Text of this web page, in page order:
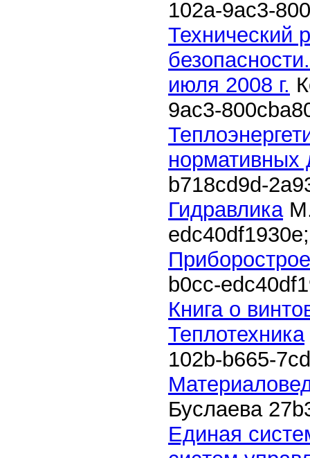
102a-9ac3-
Технический
июля 2008 г.
9ac3-
нормативных
b718cd9d-
ГидравликаМ.
edc40df1930e;
b0cc-
Книга о
Теплотехника
102b-b665-
Буслаева
Единая